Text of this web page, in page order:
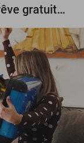
Tentez de gagner un voyage de rêve gratuit d'une valeur de 3.000 € !